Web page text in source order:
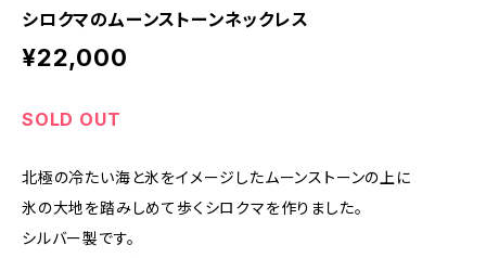
シロクマのムーンストーンネックレス
¥22,000
SOLD OUT
北極の冷たい海と氷をイメージしたムーンストーンの上に
氷の大地を踏みしめて歩くシロクマを作りました。
シルバー製です。